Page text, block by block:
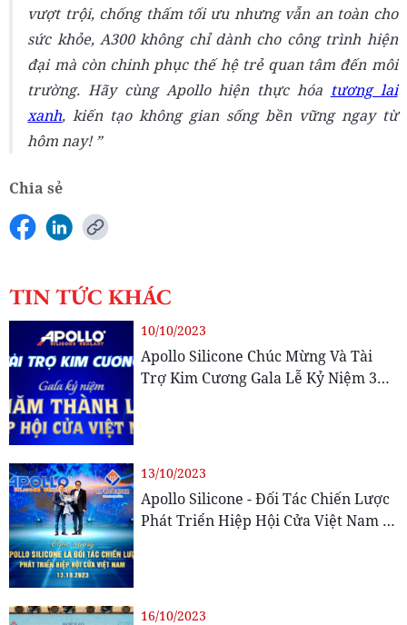
vượt trội, chống thấm tối ưu nhưng vẫn an toàn cho
sức khỏe, A300 không chỉ dành cho công trình hiện
đại mà còn chinh phục thế hệ trẻ quan tâm đến môi
trường. Hãy cùng Apollo hiện thực hóa tương lai
xanh, kiến tạo không gian sống bền vững ngay từ
hôm nay!
Chia sẻ
TIN TỨC KHÁC
10/10/2023
Apollo Silicone Chúc Mừng Và Tài
Trợ Kim Cương Gala Lễ Kỷ Niệm 3
13/10/2023
Apollo Silicone - Đối Tác Chiến Lược
Phát Triển Hiệp Hội Cửa Việt Nam |
16/10/2023